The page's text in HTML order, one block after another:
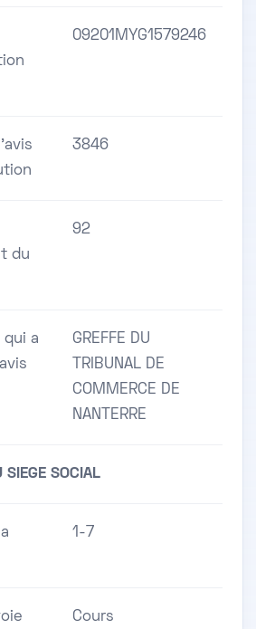
09201MYG1579246
3846
du
92
qui a
GREFFE DU
TRIBUNAL DE
COMMERCE DE
NANTERRE
SIEGE SOCIAL
1-7
Cours